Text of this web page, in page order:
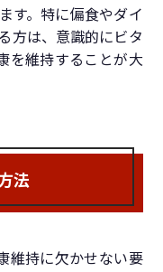
す。特に偏食やダイ
方は、意識的にビタ
を維持することが大
法
維持に欠かせない要